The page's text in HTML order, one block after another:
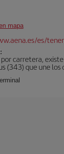
mapa
es/
carretera,
(343) que une